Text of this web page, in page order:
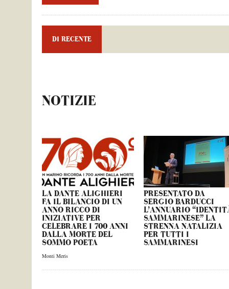
DI RECENTE
NOTIZIE
LA DANTE ALIGHIERI
FA IL BILANCIO DI UN
ANNO RICCO DI
INIZIATIVE PER
CELEBRARE I 700 ANNI
DALLA MORTE DEL
SOMMO POETA
Monti Meris
PRESENTATO DA
SERGIO BARDUCCI
L’ANNUARIO
SAMMARINESE” LA
STRENNA NATALIZIA
PER TUTTI I
SAMMARINESI